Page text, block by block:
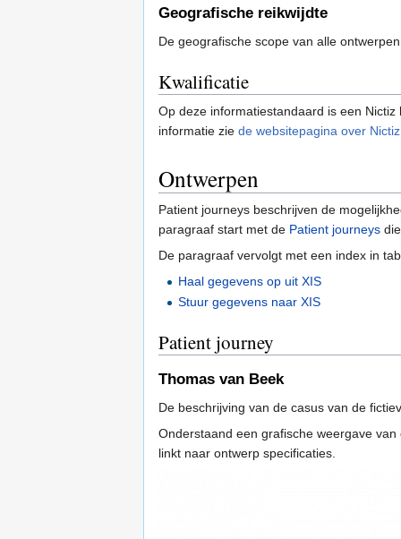
Geografische reikwijdte
De geografische scope van alle
Kwalificatie
Op deze informatiestandaard is een
informatie zie de websitepagina over
Ontwerpen
Patient journeys beschrijven de
paragraaf start met de Patient journeys
De paragraaf vervolgt met een index in
Haal gegevens op uit XIS
Stuur gegevens naar XIS
Patient journey
Thomas van Beek
De beschrijving van de casus van de
Onderstaand een grafische weergave
linkt naar ontwerp specificaties.